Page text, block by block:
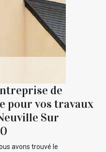
de
pour vos travaux
Sur
avons trouvé le